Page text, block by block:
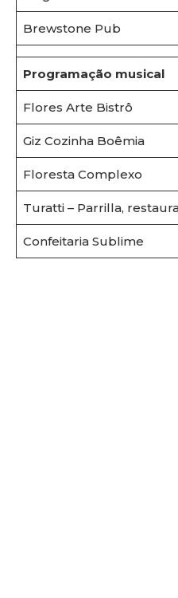
Brewstone Pub
Programação musical
Flores Arte Bistrô
Giz Cozinha Boêmia
Floresta Complexo
Turatti – Parrilla,
Confeitaria Sublime